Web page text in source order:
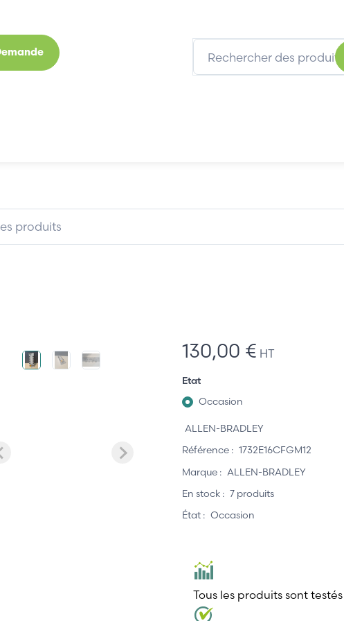
130,00 € HT
Etat
Occasion
ALLEN-BRADLEY
Référence : 1732E16CFGM12
Marque : ALLEN-BRADLEY
En stock : 7 produits
État : Occasion
Tous les produits sont